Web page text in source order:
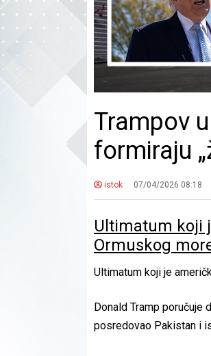
Trampov
formiraju
istok 07/04/2026 08:18
Ultimatum koji
Ormuskog
Ultimatum koji je
Donald Tramp poručuje
posredovao Pakistan i